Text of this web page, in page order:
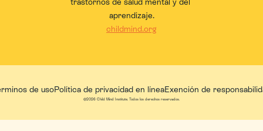
aprendizaje.
childmind.org
de usoPolítica de privacidad en líneaExención de
©2026 Child Mind Institute. Todos los derechos reservados.